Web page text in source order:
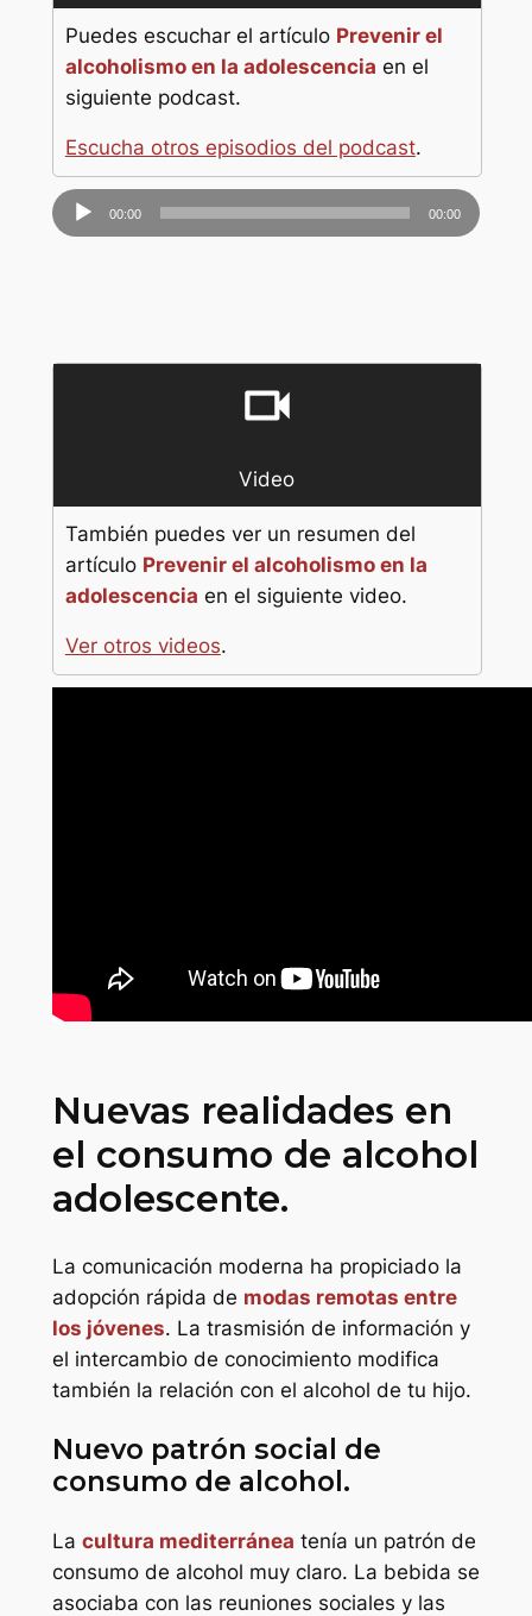
Puedes escuchar el artículo Prevenir el
alcoholismo en la adolescencia en el
siguiente podcast.
Escucha otros episodios del podcast.
Reproductor
de
00:00 00:00
videocam
Video
También puedes ver un resumen del
artículo Prevenir el alcoholismo en la
adolescencia en el siguiente video.
Ver otros videos.
Nuevas realidades en
el consumo de alcohol
adolescente.
La comunicación moderna ha propiciado la
adopción rápida de modas remotas entre
los jóvenes. La trasmisión de información y
el intercambio de conocimiento modifica
también la relación con el alcohol de tu hijo.
Nuevo patrón social de
consumo de alcohol.
La cultura mediterránea tenía un patrón de
consumo de alcohol muy claro. La bebida se
asociaba con las reuniones sociales y las